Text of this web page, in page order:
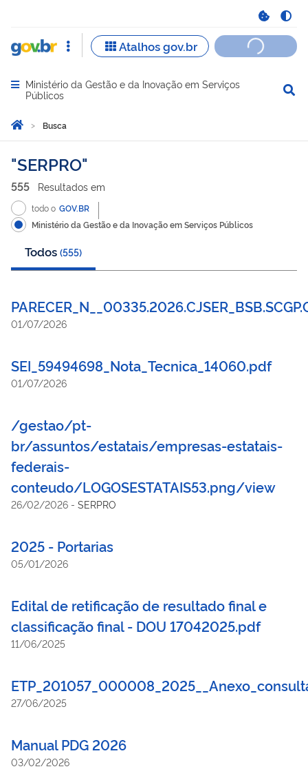
Abrir menu principal de navegação
Ministério da Gestão e da Inovação em Serviços
Públicos
Você está aqui:
Página Inicial
Busca
Busca
SERPRO
555 Resultados em
todo o GOV.BR
Ministério da Gestão e da Inovação em Serviços Públicos
Todos (555)
01/07/2026
SEI_59494698_Nota_Tecnica_14060.pdf
01/07/2026
/gestao/pt-
br/assuntos/estatais/empresas-estatais-
federais-
conteudo/LOGOSESTATAIS53.png/view
26/02/2026 - SERPRO
2025 - Portarias
05/01/2026
Edital de retificação de resultado final e
classificação final - DOU 17042025.pdf
11/06/2025
27/06/2025
Manual PDG 2026
03/02/2026